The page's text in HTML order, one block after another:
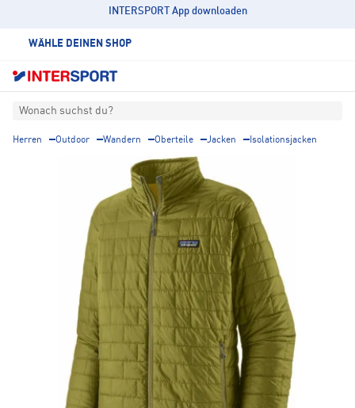
INTERSPORT App downloaden
WÄHLE DEINEN SHOP
Wonach suchst du?
Herren Outdoor Wandern Oberteile Jacken Isolationsjacken